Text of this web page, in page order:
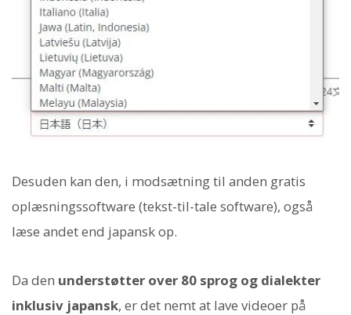
Desuden kan den, i modsætning til anden gratis
oplæsningssoftware (tekst-til-tale software), også
læse andet end japansk op.
Da den understøtter over 80 sprog og dialekter
inklusiv japansk, er det nemt at lave videoer på